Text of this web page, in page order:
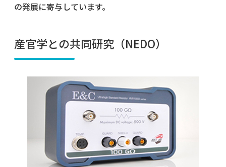
の発展に寄与しています。
産官学との共同研究（NEDO）